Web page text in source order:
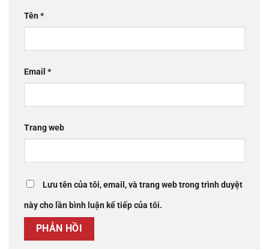
Tên*
Email *
Trang web
Lưu tên của tôi, email, và trang web trong trình duyệt
này cho lần bình luận kế tiếp của tôi.